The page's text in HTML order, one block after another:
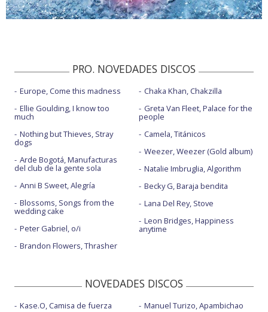
PRO. NOVEDADES DISCOS
Europe, Come this madness
Ellie Goulding, I know too
much
Nothing but Thieves, Stray
dogs
Arde Bogotá, Manufacturas
del club de la gente sola
Anni B Sweet, Alegría
Blossoms, Songs from the
wedding cake
Peter Gabriel, o/i
Brandon Flowers, Thrasher
Chaka Khan, Chakzilla
Greta Van Fleet, Palace for the
people
Camela, Titánicos
Weezer, Weezer (Gold album)
Natalie Imbruglia, Algorithm
Becky G, Baraja bendita
Lana Del Rey, Stove
Leon Bridges, Happiness
anytime
NOVEDADES DISCOS
Kase.O, Camisa de fuerza
Manuel Turizo, Apambichao